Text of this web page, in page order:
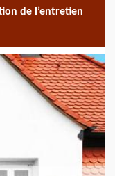
de l’entretien